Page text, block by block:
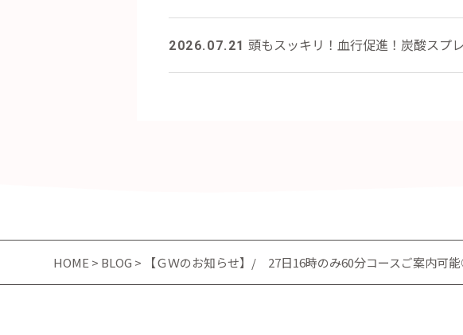
2026.07.21 頭もスッキリ！血行促進！炭酸スプ
HOME > BLOG > 【ＧＷのお知らせ】/ 27日16時のみ60分コースご案内可